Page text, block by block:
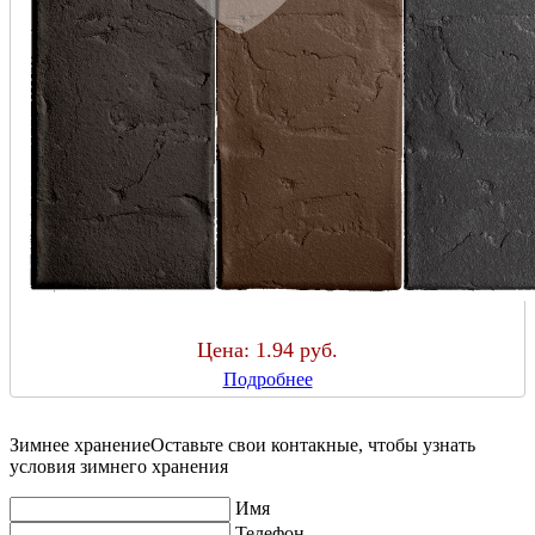
Цена: 1.94 руб.
Подробнее
Зимнее хранениеОставьте свои контакные, чтобы узнать
условия зимнего хранения
Имя